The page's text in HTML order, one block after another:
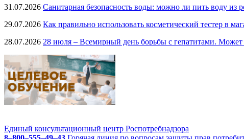
31.07.2026 Санитарная безопасность воды: можно ли пить воду из
29.07.2026 Как правильно использовать косметический тестер в
28.07.2026 28 июля – Всемирный день борьбы с гепатитами. Может
Единый консультационный центр Роспотребнадзора